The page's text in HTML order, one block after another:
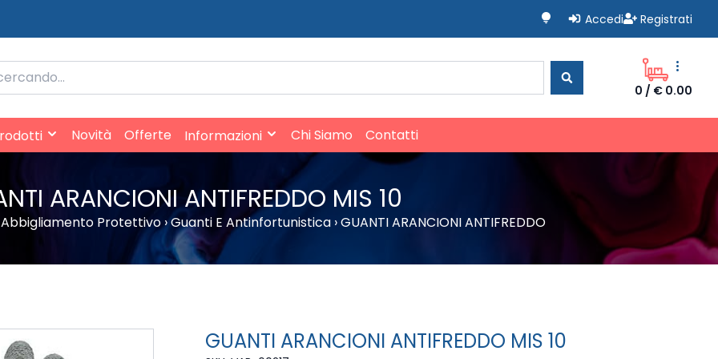
lightbulb Accedi Registrati
more_vert
0 / € 0.00
expand_more Novità Offerte Informazioni expand_more Chi Siamo Contatti
ARANCIONI ANTIFREDDO MIS 10
Abbigliamento Protettivo›Guanti E Antinfortunistica ›GUANTI ARANCIONI ANTIFREDDO
GUANTI ARANCIONI ANTIFREDDO MIS 10